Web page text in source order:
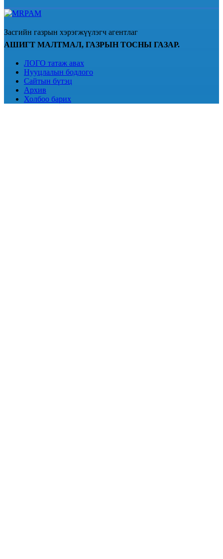
Засгийн газрын хэрэгжүүлэгч агентлаг
АШИГТ МАЛТМАЛ, ГАЗРЫН ТОСНЫ ГАЗАР.
ЛОГО татаж авах
Нууцлалын бодлого
Сайтын бүтэц
Архив
Холбоо барих